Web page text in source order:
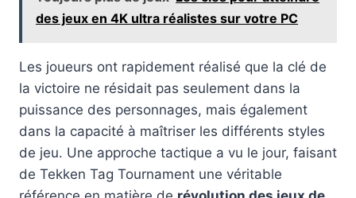
des jeux en 4K ultra réalistes sur votre PC
Les joueurs ont rapidement réalisé que la clé de
la victoire ne résidait pas seulement dans la
puissance des personnages, mais également
dans la capacité à maîtriser les différents styles
de jeu. Une approche tactique a vu le jour, faisant
de Tekken Tag Tournament une véritable